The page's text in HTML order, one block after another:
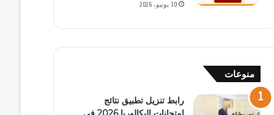
30 يونيو، 2026
منوعات
رابط تنزيل تطبيق نتائج